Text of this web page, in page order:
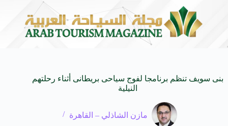
على كيفنا.. في كل وجهة سحر خاص* 8 أغسطس 2026 افتتاح اكبر
بنى سويف تنظم برنامجا لفوج سياحى بريطانى أثناء رحلتهم
النيلية
مازن الشاذلي – القاهرة